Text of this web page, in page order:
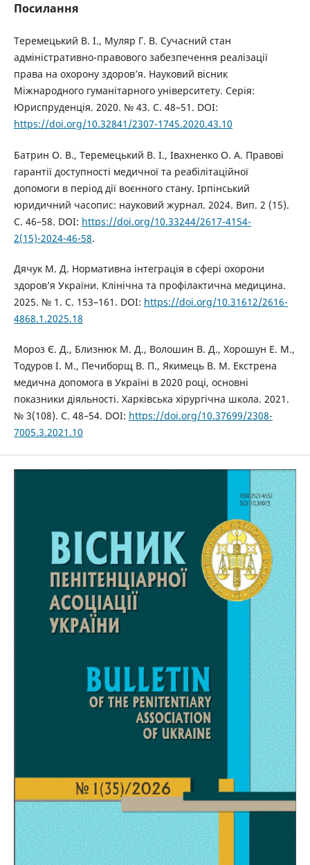
Посилання
Теремецький В. І., Муляр Г. В. Сучасний стан
адміністративно-правового забезпечення реалізації
права на охорону здоров’я. Науковий вісник
Міжнародного гуманітарного університету. Серія:
Юриспруденція. 2020. № 43. С. 48–51. DOI:
https://doi.org/10.32841/2307-1745.2020.43.10
Батрин О. В., Теремецький В. І., Івахненко О. А. Правові
гарантії доступності медичної та реабілітаційної
допомоги в період дії воєнного стану. Ірпінський
юридичний часопис: науковий журнал. 2024. Вип. 2 (15).
С. 46–58. DOI: https://doi.org/10.33244/2617-4154-
2(15)-2024-46-58.
Дячук М. Д. Нормативна інтеграція в сфері охорони
здоров’я України. Клінічна та профілактична медицина.
2025. № 1. С. 153–161. DOI: https://doi.org/10.31612/2616-
4868.1.2025.18
Мороз Є. Д., Близнюк М. Д., Волошин В. Д., Хорошун Е. М.,
Тодуров І. М., Печиборщ В. П., Якимець В. М. Екстрена
медична допомога в Україні в 2020 році, основні
показники діяльності. Харківська хірургічна школа. 2021.
№ 3(108). С. 48–54. DOI: https://doi.org/10.37699/2308-
7005.3.2021.10